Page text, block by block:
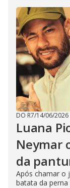
DO R7/14/06/2026
Luana
Neymar
da
Após chamar o
batata da